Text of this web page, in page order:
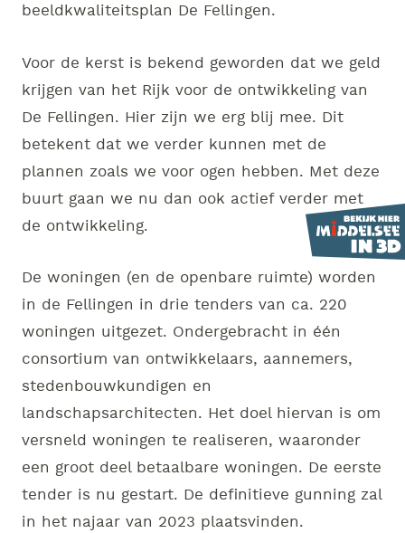
beeldkwaliteitsplan De Fellingen.
Voor de kerst is bekend geworden dat we geld
krijgen van het Rijk voor de ontwikkeling van
De Fellingen. Hier zijn we erg blij mee. Dit
betekent dat we verder kunnen met de
plannen zoals we voor ogen hebben. Met deze
buurt gaan we nu dan ook actief verder met
de ontwikkeling.
De woningen (en de openbare ruimte) worden
in de Fellingen in drie tenders van ca. 220
woningen uitgezet. Ondergebracht in één
consortium van ontwikkelaars, aannemers,
stedenbouwkundigen en
landschapsarchitecten. Het doel hiervan is om
versneld woningen te realiseren, waaronder
een groot deel betaalbare woningen. De eerste
tender is nu gestart. De definitieve gunning zal
in het najaar van 2023 plaatsvinden.